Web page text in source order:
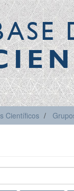
Científicos